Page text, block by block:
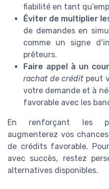
fiabilité en tant
Éviter de multiplier
de demandes en
comme un signe
prêteurs.
Faire appel à un
rachat de créditpeut
votre demande et à
favorable avec les
En renforçant les
augmenterez vos
de crédits favorable.
avec succès, restez
alternatives disponibles.